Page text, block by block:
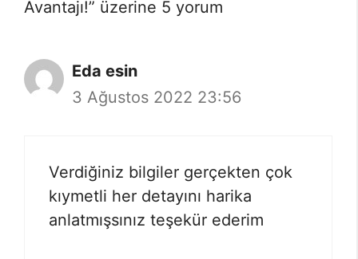
Avantajı!” üzerine 5 yorum
Eda esin
3 Ağustos 2022 23:56
Verdiğiniz bilgiler gerçekten çok
kıymetli her detayını harika
anlatmışsınız teşekür ederim